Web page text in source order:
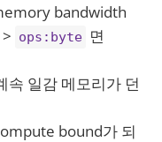
bandwidth
> ops:byte 면
속 일감 메모리가 던
bound가 되